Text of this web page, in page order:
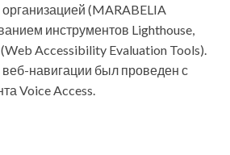
(MARABELIA
инструментов Lighthouse,
Accessibility Evaluation Tools).
веб-навигации был проведен с
Voice Access.